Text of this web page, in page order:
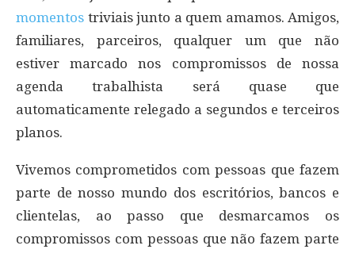
momentos triviais junto a quem amamos. Amigos,
familiares, parceiros, qualquer um que não
estiver marcado nos compromissos de nossa
agenda trabalhista será quase que
automaticamente relegado a segundos e terceiros
planos.
Vivemos comprometidos com pessoas que fazem
parte de nosso mundo dos escritórios, bancos e
clientelas, ao passo que desmarcamos os
compromissos com pessoas que não fazem parte